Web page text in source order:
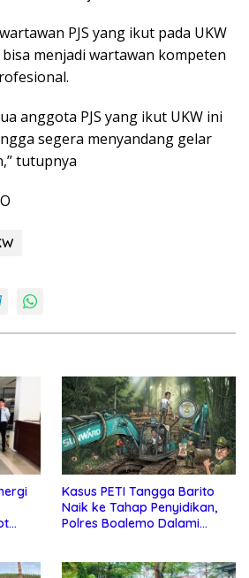
PJS yang ikut pada UKW
menjadi wartawan kompeten
anggota PJS yang ikut UKW ini
segera menyandang gelar
tutupnya
Kasus PETI Tangga Barito
Naik ke Tahap Penyidikan,
Polres Boalemo Dalami